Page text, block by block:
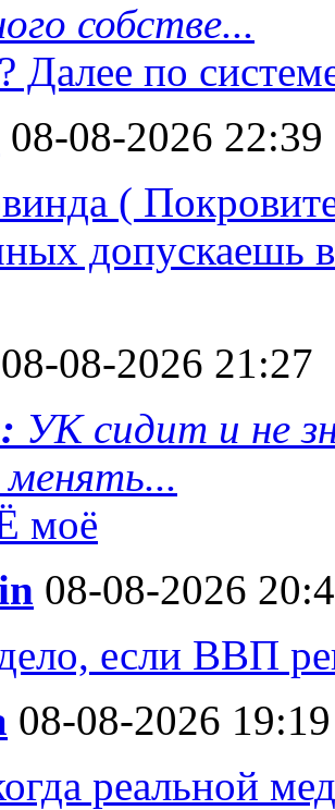
собстве...
Далее по
08-08-2026 22:39
(
допускаешь
08-08-2026 21:27
УК сидит и не
моё
08-08-2026
если ВВП
08-08-2026 19:19
реальной